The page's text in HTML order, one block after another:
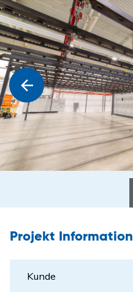
Projekt Information
Kunde